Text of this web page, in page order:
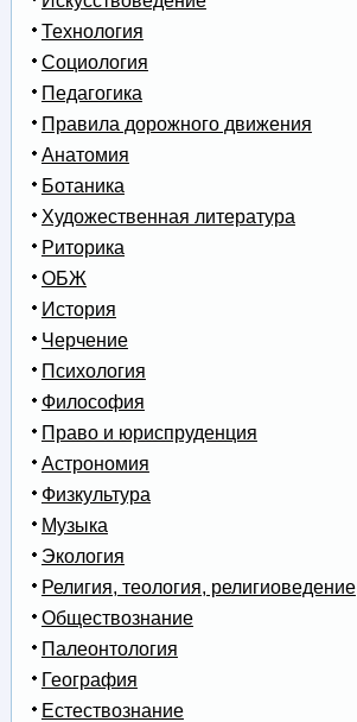
Технология
Социология
Педагогика
Правила дорожного движения
Анатомия
Ботаника
Художественная литература
Риторика
ОБЖ
История
Черчение
Психология
Философия
Право и юриспруденция
Астрономия
Физкультура
Музыка
Экология
Религия, теология, религиоведение
Обществознание
Палеонтология
География
Естествознание